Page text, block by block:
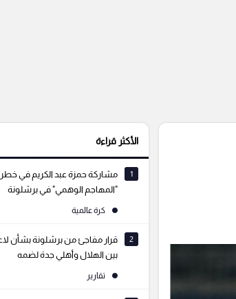
الأكثر قراءة
1
مشاركة حمزة عبد الكريم في
"المهاجم الوهمي" في برشلونة
كرة عالمية
2
قرار مفاجئ من برشلونة بشأن
بين الهلال وأهلي جدة لضمه
تقارير